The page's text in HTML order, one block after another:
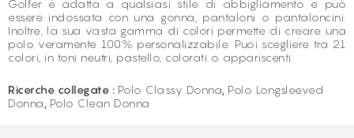
Golfer è adatta a qualsiasi stile di abbigliamento e può
essere indossata con una gonna, pantaloni o pantaloncini.
Inoltre, la sua vasta gamma di colori permette di creare una
polo veramente 100% personalizzabile. Puoi scegliere tra 21
colori, in toni neutri, pastello, colorati o appariscenti.
Ricerche collegate : Polo Classy Donna Polo Longsleeved
Donna Polo Clean Donna